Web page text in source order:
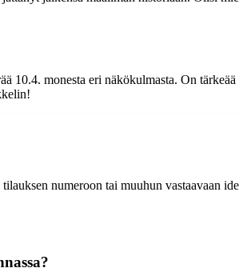
10.4. monesta eri näkökulmasta. On
numeroon tai muuhun vastaavaan